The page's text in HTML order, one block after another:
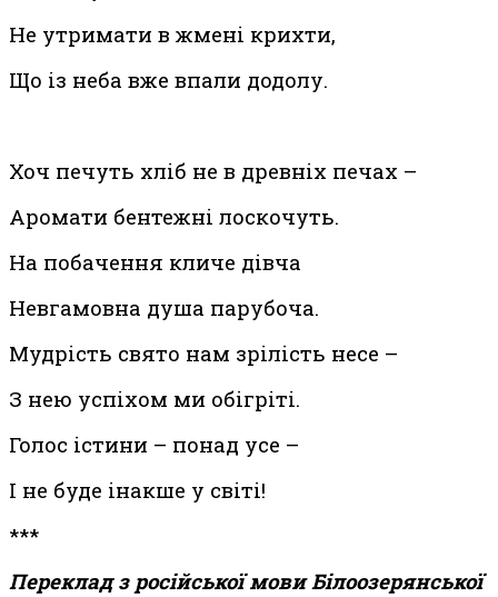
Не утримати в жмені крихти,
Що із неба вже впали додолу.
Хоч печуть хліб не в древніх печах –
Аромати бентежні лоскочуть.
На побачення кличе дівча
Невгамовна душа парубоча.
Мудрість свято нам зрілість несе –
З нею успіхом ми обігріті.
Голос істини – понад усе –
І не буде інакше у світі!
***
Переклад з російської мови Білоозерянської